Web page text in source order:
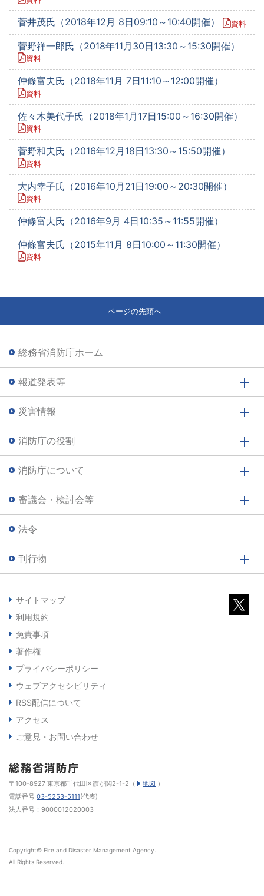
菅井茂氏（2018年12月 8日09:10～10:40開催） 資料
菅野祥一郎氏（2018年11月30日13:30～15:30開催）
資料
仲條富夫氏（2018年11月 7日11:10～12:00開催）
資料
佐々木美代子氏（2018年1月17日15:00～16:30開催）
資料
菅野和夫氏（2016年12月18日13:30～15:50開催）
資料
大内幸子氏（2016年10月21日19:00～20:30開催）
資料
仲條富夫氏（2016年9月 4日10:35～11:55開催）
仲條富夫氏（2015年11月 8日10:00～11:30開催）
資料
ページの先頭へ
総務省消防庁ホーム
報道発表等
災害情報
消防庁の役割
消防庁について
審議会・検討会等
法令
刊行物
サイトマップ
利用規約
免責事項
著作権
プライバシーポリシー
ウェブアクセシビリティ
RSS配信について
アクセス
ご意見・お問い合わせ
〒100-8927 東京都千代田区霞が関2-1-2（ 地図 ）
電話番号 03-5253-5111(代表)
法人番号：9000012020003
Copyright© Fire and Disaster Management Agency.
All Rights Reserved.